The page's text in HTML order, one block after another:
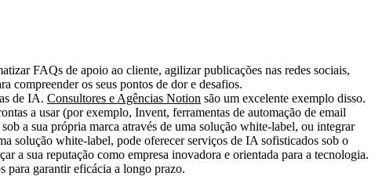
FAQs de apoio ao cliente, agilizar publicações nas redes sociais,
compreender os seus pontos de dor e desafios.
de IA. Consultores e Agências Notion são um excelente exemplo disso.
a usar (por exemplo, Invent, ferramentas de automação de email
a sua própria marca através de uma solução white-label, ou integrar
solução white-label, pode oferecer serviços de IA sofisticados sob o
a sua reputação como empresa inovadora e orientada para a tecnologia.
para garantir eficácia a longo prazo.